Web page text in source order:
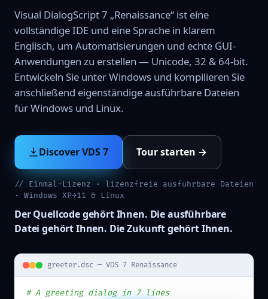
Visual DialogScript 7 „Renaissance“ ist eine
vollständige IDE und eine Sprache in klarem
Englisch, um Automatisierungen und echte GUI-
Anwendungen zu erstellen — Unicode, 32 & 64-bit.
Entwickeln Sie unter Windows und kompilieren Sie
anschließend eigenständige ausführbare Dateien
für Windows und Linux.
Discover VDS 7 Tour starten →
// Einmal-Lizenz · lizenzfreie ausführbare Dateien
· Windows XP→11 & Linux
Der Quellcode gehört Ihnen. Die ausführbare
Datei gehört Ihnen. Die Zukunft gehört Ihnen.
greeter.dsc — VDS 7 Renaissance
# A greeting dialog in 7 lines